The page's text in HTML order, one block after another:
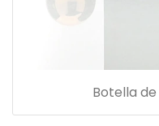
Botella